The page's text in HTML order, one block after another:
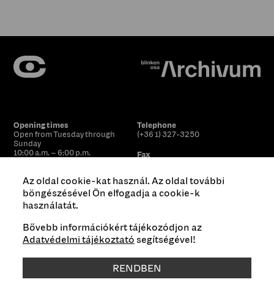
Opening times
Open from Tuesday through
Sunday
10:00 a.m. – 6:00 p.m.
Address
Budapest H-1051
Arany János u. 32.
Telephone
(+36 1) 327-3250
Fax
Email
galeria.centralis@ceu.edu
szekelyk@ceu.edu
Székely, Creative Program
Manager
Bertalan, PR Officer
Az oldal cookie-kat használ. Az oldal további
böngészésével Ön elfogadja a cookie-k
használatát.
Bővebb információkért tájékozódjon az
Adatvédelmi tájékoztató segítségével!
RENDBEN